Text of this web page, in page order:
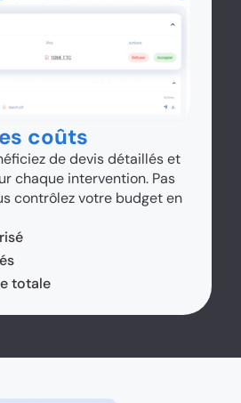
coûts
de devis détaillés et
chaque intervention. Pas
contrôlez votre budget en
totale